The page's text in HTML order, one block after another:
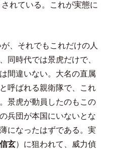
れている。これが実態に
、それでもこれだけの人
同時代では景虎だけで、
間違いない。大名の直属
呼ばれる親衛隊で、これ
景虎が動員したのもこの
兵団が本国にいないとな
になったはずである。実
信玄）に狙われて、威力偵